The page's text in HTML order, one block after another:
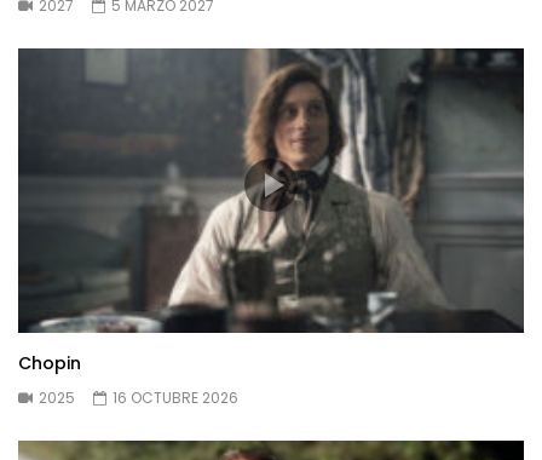
2027 5 MARZO 2027
Chopin
2025 16 OCTUBRE 2026